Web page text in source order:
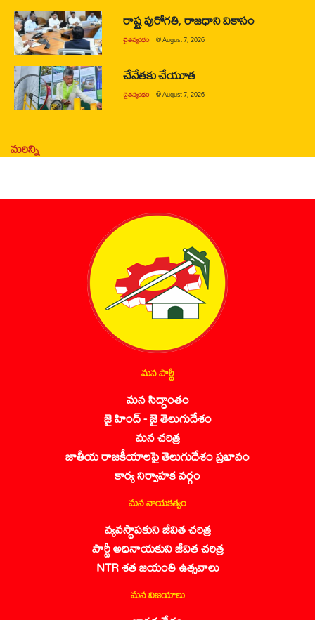
రాష్ట్ర పురోగతి, రాజధాని వికాసం
చైతన్యరధం @August 7, 2026
చేనేతకు చేయూత
చైతన్యరధం @August 7, 2026
మరిన్ని
మన పార్టీ
మన సిద్ధాంతం
జై హింద్ - జై తెలుగుదేశం
మన చరిత్ర
జాతీయ రాజకీయాలపై తెలుగుదేశం ప్రభావం
కార్య నిర్వాహక వర్గం
మన నాయకత్వం
వ్యవస్థాపకుని జీవిత చరిత్ర
పార్టీ అధినాయకుని జీవిత చరిత్ర
NTR శత జయంతి ఉత్సవాలు
మన విజయాలు